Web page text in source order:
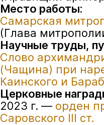
Место работы:
Самарская
(Глава
Научные труды,
Слово
(Чащина) при
Каинского и
Церковные
2023 г. — орден
Саровского III ст.